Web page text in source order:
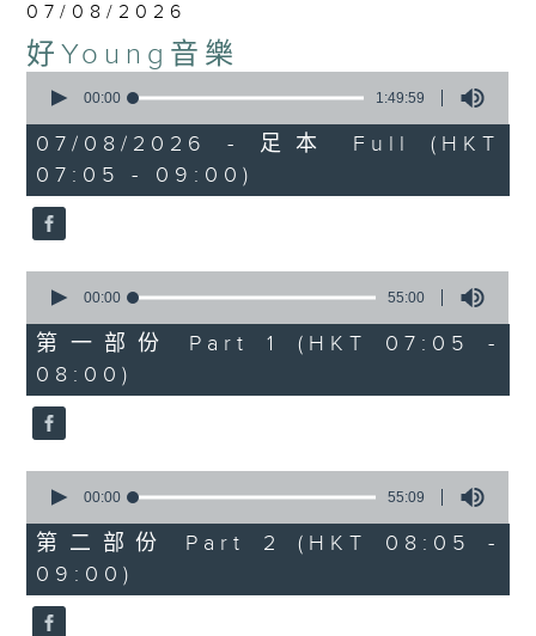
《好Young音樂》
葉宇波為你呈現音樂好模Young！
07/08/2026
好Young音樂
seconds
1
hour,
49
minutes,
59
seconds
00:00 1:49:59
07/08/2026 - 足本 Full (HKT
07:05 - 09:00)
seconds
55
minutes,
0
seconds
00:00 55:00
第一部份 Part 1 (HKT 07:05 -
08:00)
seconds
55
minutes,
9
seconds
00:00 55:09
第二部份 Part 2 (HKT 08:05 -
09:00)